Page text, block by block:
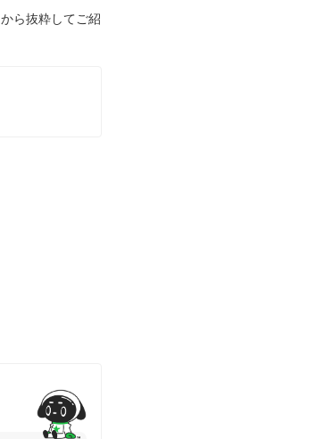
ら抜粋してご紹